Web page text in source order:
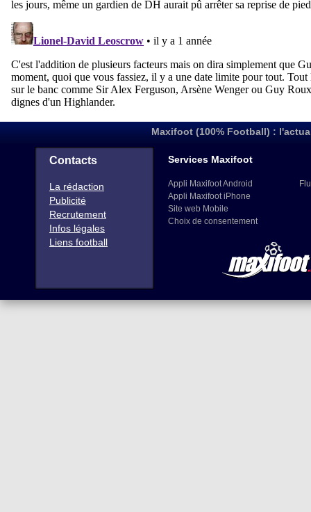
Maxifoot (100% Football) :
Contacts
La rédaction
Publicité
Recrutement
Infos légales
Liens football
Services Maxifoot
Appli Maxifoot Android
Appli Maxifoot iPhone
Site web Mobile
Choix de consentement